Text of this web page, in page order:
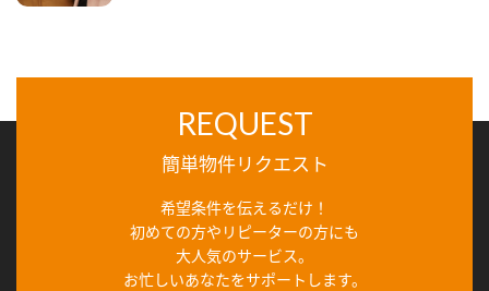
REQUEST
簡単物件リクエスト
希望条件を伝えるだけ！
初めての方やリピーターの方にも
大人気のサービス。
お忙しいあなたをサポートします。